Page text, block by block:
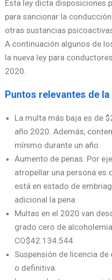
Esta ley dicta disposiciones
para sancionar la
otras sustancias
A continuación algunos de
la nueva ley para
2020.
Puntos relevantes de la
La multa más baja es de
año 2020. Además,
mínimo durante un año.
Aumento de penas. Por
atropellar una persona es
está en estado de
adicional la pena.
Multas en el 2020 van
grado cero de
CO$42.134.544
Suspensión de licencia
o definitiva.